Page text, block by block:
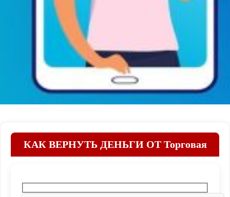
КАК ВЕРНУТЬ ДЕНЬГИ ОТ Торговая